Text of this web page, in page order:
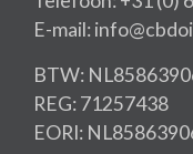
E-mail:
BTW:
REG: 71257438
EORI: